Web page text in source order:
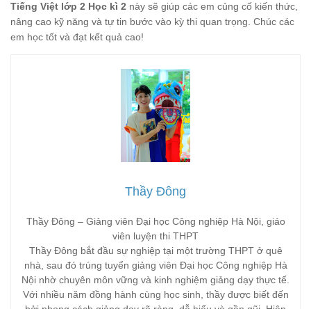
Tiếng Việt lớp 2 Học kì 2 này sẽ giúp các em củng cố kiến thức,
nâng cao kỹ năng và tự tin bước vào kỳ thi quan trọng. Chúc các
em học tốt và đạt kết quả cao!
Thầy Đông
Thầy Đông – Giảng viên Đại học Công nghiệp Hà Nội, giáo
viên luyện thi THPT
Thầy Đông bắt đầu sự nghiệp tại một trường THPT ở quê
nhà, sau đó trúng tuyển giảng viên Đại học Công nghiệp Hà
Nội nhờ chuyên môn vững và kinh nghiệm giảng dạy thực tế.
Với nhiều năm đồng hành cùng học sinh, thầy được biết đến